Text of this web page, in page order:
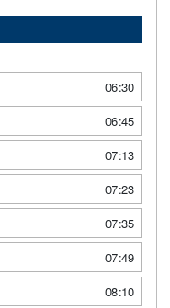
06:30
06:45
07:13
07:23
07:35
07:49
08:10